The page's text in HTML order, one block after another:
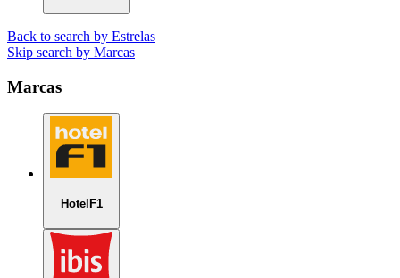
Back to search by Estrelas
Skip search by Marcas
Marcas
HotelF1